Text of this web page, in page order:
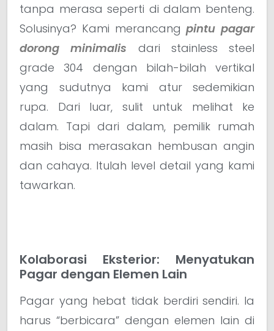
tanpa merasa seperti di dalam benteng.
Solusinya? Kami merancangpintu pagar
dorong minimalis dari stainless steel
grade 304 dengan bilah-bilah vertikal
yang sudutnya kami atur sedemikian
rupa. Dari luar, sulit untuk melihat ke
dalam. Tapi dari dalam, pemilik rumah
masih bisa merasakan hembusan angin
dan cahaya. Itulah level detail yang kami
tawarkan.
Kolaborasi Eksterior: Menyatukan
Pagar dengan Elemen Lain
Pagar yang hebat tidak berdiri sendiri. Ia
harus “berbicara” dengan elemen lain di